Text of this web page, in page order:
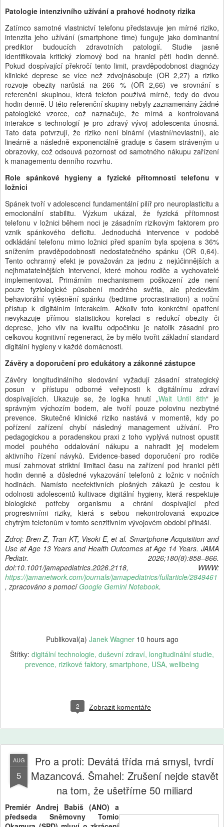
Patologie intenzivního užívání a prahové hodnoty rizika
Zatímco samotné vlastnictví telefonu představuje jen mírné riziko,
intenzita jeho užívání (smartphone time) funguje jako dominantní
prediktor budoucích zdravotních patologií. Studie jasně
identifikovala kritický zlomový bod na hranici pěti hodin denně.
Pokud dospívající překročí tento limit, pravděpodobnost diagnózy
klinické deprese se více než zdvojnásobuje (OR 2,27) a riziko
rozvoje obezity narůstá na 266 % (OR 2,66) ve srovnání s
referenční skupinou, která telefon používá mírně, tedy do dvou
hodin denně. U této referenční skupiny nebyly zaznamenány žádné
patologické vzorce, což naznačuje, že mírná a kontrolovaná
interakce s technologií je pro zdravý vývoj adolescenta únosná.
Tato data potvrzují, že riziko není binární (vlastní/nevlastní), ale
lineárně a následně exponenciálně graduje s časem stráveným u
obrazovky, což odsouvá pozornost od samotného nákupu zařízení
k managementu denního rozvrhu.
Role spánkové hygieny a fyzické přítomnosti telefonu v
ložnici
Spánek tvoří v adolescenci fundamentální pilíř pro neuroplasticitu a
emocionální stabilitu. Výzkum ukázal, že fyzická přítomnost
telefonu v ložnici během noci je zásadním rizikovým faktorem pro
vznik spánkového deficitu. Jednoduchá intervence v podobě
odkládání telefonu mimo ložnici před spaním byla spojena s 36%
snížením pravděpodobnosti nedostatečného spánku (OR 0,64).
Tento ochranný efekt je považován za jednu z nejúčinnějších a
nejhmatatelnějších intervencí, které mohou rodiče a vychovatelé
implementovat. Primárním mechanismem poškození zde není
pouze fyziologické působení modrého světla, ale především
behaviorální vytěsnění spánku (bedtime procrastination) a noční
přístup k digitálním interakcím. Ačkoliv toto konkrétní opatření
nevykazuje přímou statistickou korelaci s redukcí obezity či
deprese, jeho vliv na kvalitu odpočinku je natolik zásadní pro
celkovou kognitivní regeneraci, že by mělo tvořit základní standard
digitální hygieny v každé domácnosti.
Závěry a doporučení pro edukátory a zákonné zástupce
Závěry longitudinálního sledování vyžadují zásadní strategický
posun v přístupu odborné veřejnosti k digitálnímu zdraví
dospívajících. Ukazuje se, že logika hnutí „Wait Until 8th“ je
správným výchozím bodem, ale tvoří pouze polovinu nezbytné
prevence. Skutečné klinické riziko nastává v momentě, kdy po
pořízení zařízení chybí následný management užívání. Pro
pedagogickou a poradenskou praxi z toho vyplývá nutnost opustit
model pouhého oddalování nákupu a nahradit jej modelem
aktivního řízení návyků. Evidence-based doporučení pro rodiče
musí zahrnovat striktní limitaci času na zařízení pod hranici pěti
hodin denně a důsledné vykazování telefonů z ložnic v nočních
hodinách. Namísto neefektivních plošných zákazů je cestou k
odolnosti adolescentů kultivace digitální hygieny, která respektuje
biologické potřeby organismu a chrání dospívající před
progresivními riziky, která s sebou nekontrolovaná expozice
chytrým telefonům v tomto senzitivním vývojovém období přináší.
Zdroj: Bren Z, Tran KT, Visoki E, et al. Smartphone Acquisition and
Use at Age 13 Years and Health Outcomes at Age 14 Years. JAMA
Pediatr. 2026;180(8):858–866.
doi:10.1001/jamapediatrics.2026.2118, WWW:
https://jamanetwork.com/journals/jamapediatrics/fullarticle/2849461
, zpracováno s pomocíGoogle Gemini Notebook.
Publikoval(a) Janek Wagner 10 hours ago
Štítky: digitální technologie duševní zdraví longitudinální studie
prevence rizikové faktory smartphone USA wellbeing
2 Zobrazit komentáře
AUG
5
Pro a proti: Devátá třída má smysl, tvrdí
Mazancová. Šmahel: Zrušení nejde stavět
na tom, že ušetříme 50 miliard
Premiér Andrej Babiš (ANO) a
předseda Sněmovny Tomio